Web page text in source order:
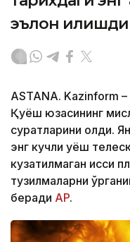
эълон қилишди
ASTANА. Kazinform –
Қуёш юзасининг
суратларини олди.
энг кучли қуёш
кузатилмаган иссиқ
тузилмаларни
беради АP.